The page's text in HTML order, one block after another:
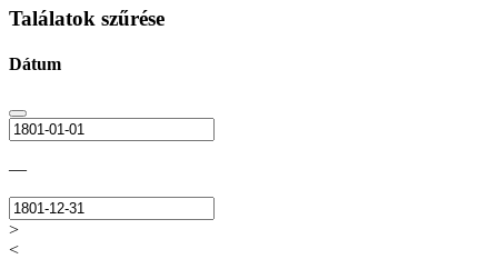
Találatok szűrése
Dátum
—
>
<